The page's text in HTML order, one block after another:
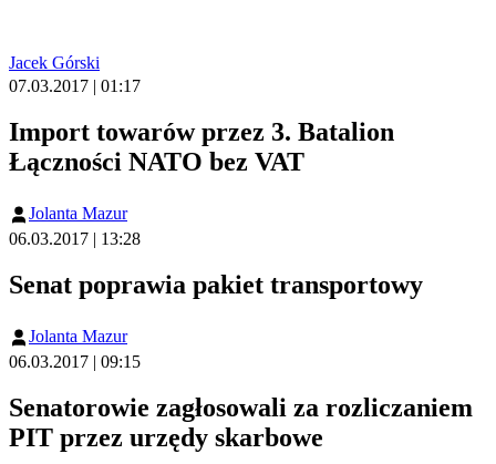
Jacek Górski
07.03.2017 | 01:17
Import towarów przez 3. Batalion
Łączności NATO bez VAT
Jolanta Mazur
06.03.2017 | 13:28
Senat poprawia pakiet transportowy
Jolanta Mazur
06.03.2017 | 09:15
Senatorowie zagłosowali za rozliczaniem
PIT przez urzędy skarbowe